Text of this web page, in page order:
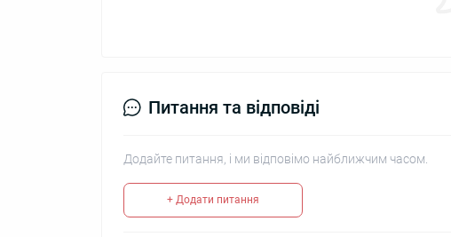
Питання та відповіді
Додайте питання, і ми відповімо найближчим часом.
+ Додати питання